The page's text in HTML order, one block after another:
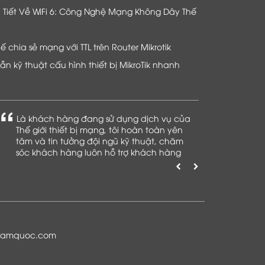
Tiết Về WiFi 6: Công Nghệ Mạng Không Dây Thế
chia sẻ mạng với TTL trên Router Mikrotik
kỹ thuật cấu hình thiết bị MikroTik nhanh
Là khách hàng đang sử dụng dịch vụ của
Thế giới thiết bị mạng, tôi hoàn toàn yên
tâm và tin tưởng đội ngũ kỹ thuật, chăm
sóc khách hàng luôn hỗ trợ khách hàng